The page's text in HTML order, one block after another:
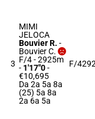
3
MIMI
JELOCA
Bouvier R. -
Bouvier C.
F/4 - 2925m
- 1'17"0-
€10,695
Da 2a 5a 8a
(25) 5a 8a
2a 6a 5a
F/4